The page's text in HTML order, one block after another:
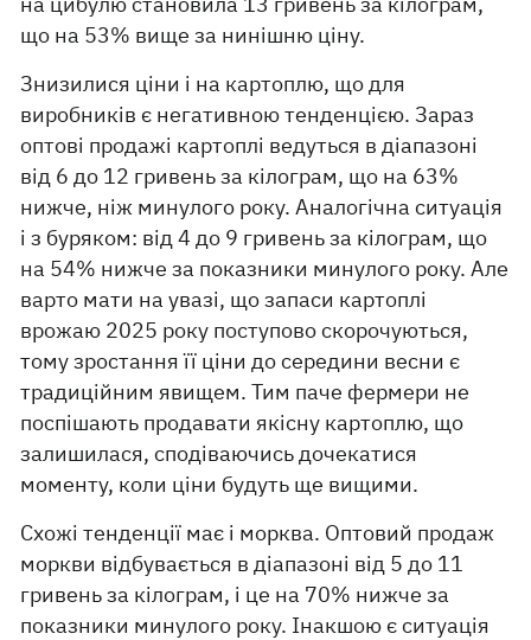
що на 53% вище за нинішню ціну.
Знизилися ціни і на картоплю, що для
виробників є негативною тенденцією. Зараз
оптові продажі картоплі ведуться в діапазоні
від 6 до 12 гривень за кілограм, що на 63%
нижче, ніж минулого року. Аналогічна ситуація
і з буряком: від 4 до 9 гривень за кілограм, що
на 54% нижче за показники минулого року. Але
варто мати на увазі, що запаси картоплі
врожаю 2025 року поступово скорочуються,
тому зростання її ціни до середини весни є
традиційним явищем. Тим паче фермери не
поспішають продавати якісну картоплю, що
залишилася, сподіваючись дочекатися
моменту, коли ціни будуть ще вищими.
Схожі тенденції має і морква. Оптовий продаж
моркви відбувається в діапазоні від 5 до 11
гривень за кілограм, і це на 70% нижче за
показники минулого року. Інакшою є ситуація